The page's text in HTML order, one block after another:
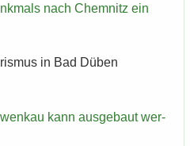
nach Chem­nitz ein
in Bad Düben
kann aus­ge­baut wer­